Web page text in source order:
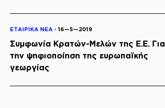
ΕΤΑΙΡΙΚΑ ΝΕΑ ◦ 16—5—2019
Συμφωνία Κρατών-Μελών της Ε.Ε. Για
την ψηφιοποίηση της ευρωπαϊκής
γεωργίας